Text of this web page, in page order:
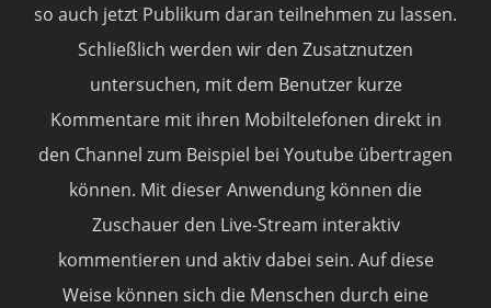
so auch jetzt Publikum daran teilnehmen zu lassen.
Schließlich werden wir den Zusatznutzen
untersuchen, mit dem Benutzer kurze
Kommentare mit ihren Mobiltelefonen direkt in
den Channel zum Beispiel bei Youtube übertragen
können. Mit dieser Anwendung können die
Zuschauer den Live-Stream interaktiv
kommentieren und aktiv dabei sein. Auf diese
Weise können sich die Menschen durch eine